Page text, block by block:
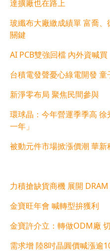
達擴廠也在路上
玻纖布大廠繳成績單 富喬
關鍵
AI PCB雙強回檔 內外資喊買
台積電發聲憂心綠電開發
新淨零布局 聚焦民間參與
環球晶：今年營運季季高
一年」
被動元件市場掀漲價潮 華
力積搶缺貨商機 展開
金寶旺年會 喊轉型拚獲利
金寶許介立：轉做ODM廠
需求增 陸8吋晶圓價喊漲逾